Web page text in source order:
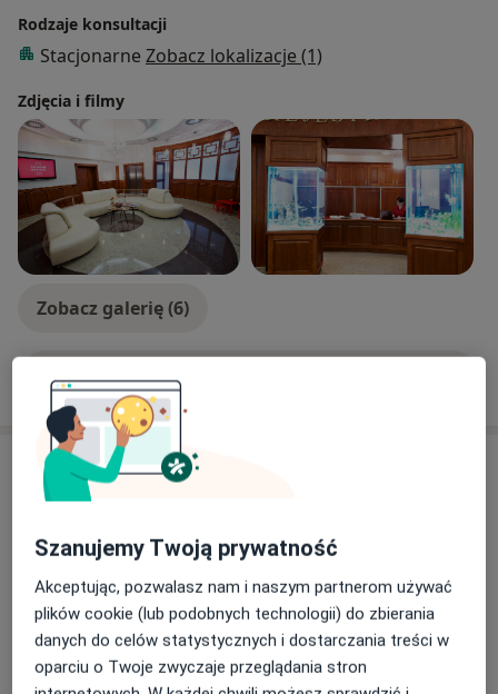
Rodzaje konsultacji
Stacjonarne Zobacz lokalizacje (1)
Zdjęcia i filmy
Zobacz galerię (6)
Aktualności
prof. dr hab. n. med. Maciej Gonciarz
Galeria Grochów, 04-359 Warszawa
Wykwalifikowana kadra lekarzy, pielęgniarek i
położnych gwarantuje indywidualne, holistyczne
podejście do pacjenta na każdym etapie – od
profilaktyki i prewencji chorób, poprzez leczenie
Szanujemy Twoją prywatność
Akceptując, pozwalasz nam i naszym partnerom używać
plików cookie (lub podobnych technologii) do zbierania
danych do celów statystycznych i dostarczania treści w
oparciu o Twoje zwyczaje przeglądania stron